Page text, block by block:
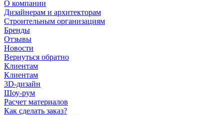
О компании
Дизайнерам и архитекторам
Строительным организациям
Бренды
Отзывы
Новости
Вернуться обратно
Клиентам
Клиентам
3D-дизайн
Шоу-рум
Расчет материалов
Как сделать заказ?